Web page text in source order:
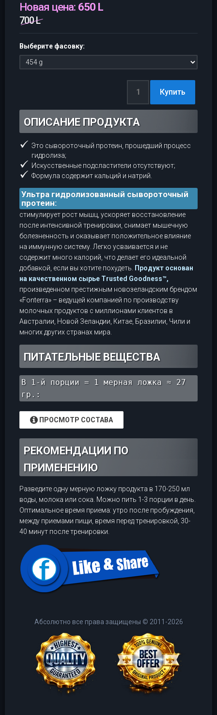
Новая цена: 650 L
700 L
Выберите фасовку:
ОПИСАНИЕ ПРОДУКТА
Это сывороточный протеин, прошедший процесс
гидролиза;
Искусственные подсластители отсутствуют;
Формула содержит кальций и натрий.
Ультра гидролизованный сывороточный
протеин:
стимулирует рост мышц, ускоряет восстановление
после интенсивной тренировки, снимает мышечную
болезненность и оказывает положительное влияние
на иммунную систему. Легко усваивается и не
содержит много калорий, что делает его идеальной
добавкой, если вы хотите похудеть. Продукт основан
на качественном сырье Trusted Goodness™,
произведенном престижным новозеландским брендом
«Fonterra» – ведущей компанией по производству
молочных продуктов с миллионами клиентов в
Австралии, Новой Зеландии, Китае, Бразилии, Чили и
многих других странах мира.
ПИТАТЕЛЬНЫЕ ВЕЩЕСТВА
В 1-й порции = 1 мерная ложка ≈ 27
гр.:
ПРОСМОТР СОСТАВА
РЕКОМЕНДАЦИИ ПО
ПРИМЕНЕНИЮ
Разведите одну мерную ложку продукта в 170-250 мл
воды, молока или сока. Можно пить 1-3 порции в день.
Оптимальное время приема: утро после пробуждения,
между приемами пищи, время перед тренировкой, 30-
40 минут после тренировки.
Абсолютно все права защищены © 2011-2026